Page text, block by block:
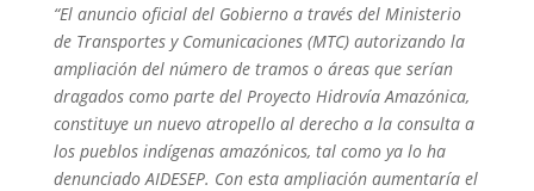
“El anuncio oficial del Gobierno a través del Ministerio
de Transportes y Comunicaciones (MTC) autorizando la
ampliación del número de tramos o áreas que serían
dragados como parte del Proyecto Hidrovía Amazónica,
constituye un nuevo atropello al derecho a la consulta a
los pueblos indígenas amazónicos, tal como ya lo ha
denunciado AIDESEP. Con esta ampliación aumentaría el